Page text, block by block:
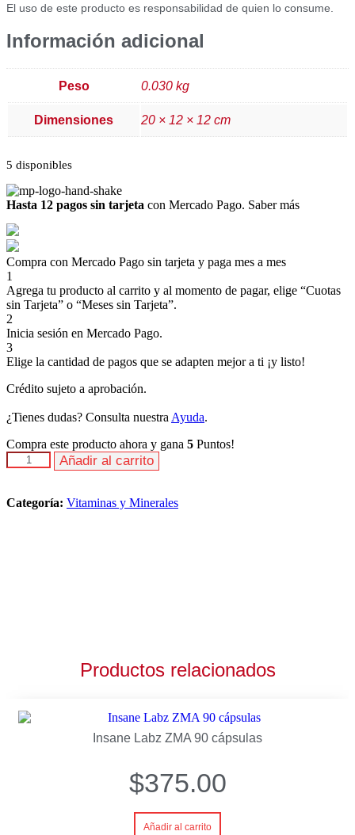
El uso de este producto es responsabilidad de quien lo consume.
Información adicional
Peso 0.030 kg
Dimensiones 20 × 12 × 12 cm
5 disponibles
Hasta 12 pagos sin tarjeta con Mercado Pago. Saber más
Compra con Mercado Pago sin tarjeta y paga mes a mes
1
Agrega tu producto al carrito y al momento de pagar, elige “Cuotas
sin Tarjeta” o “Meses sin Tarjeta”.
2
Inicia sesión en Mercado Pago.
3
Elige la cantidad de pagos que se adapten mejor a ti ¡y listo!
Crédito sujeto a aprobación.
¿Tienes dudas? Consulta nuestra Ayuda.
Compra este producto ahora y gana 5 Puntos!
Nutrilite
Hsn
L-
Añadir al carrito
Categoría: Vitaminas y Minerales
Productos relacionados
Insane Labz ZMA 90 cápsulas
$375.00
Añadir al carrito